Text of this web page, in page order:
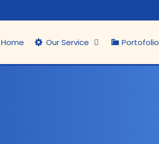
Home Our Service Portofolio